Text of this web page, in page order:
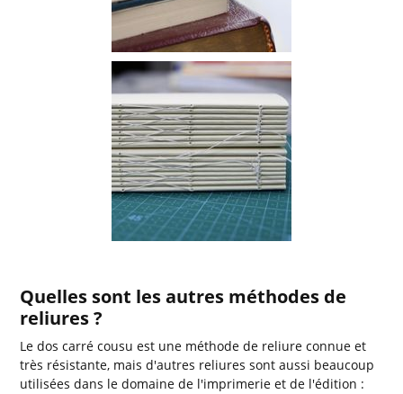
Quelles sont les autres méthodes de
reliures ?
Le dos carré cousu est une méthode de reliure connue et
très résistante, mais d'autres reliures sont aussi beaucoup
utilisées dans le domaine de l'imprimerie et de l'édition :